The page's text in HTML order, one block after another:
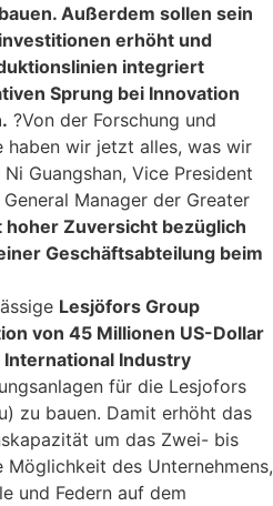
Außerdem sollen sein
erhöht und
integriert
Sprung bei Innovation
?Von der Forschung und
wir jetzt alles, was wir
Guangshan, Vice President
Manager der Greater
hoher Zuversicht bezüglich
Geschäftsabteilung beim
Lesjöfors Group
von 45 Millionen US-Dollar
Industry
für die Lesjofors
zu bauen. Damit erhöht das
um das Zwei- bis
des Unternehmens,
und Federn auf dem